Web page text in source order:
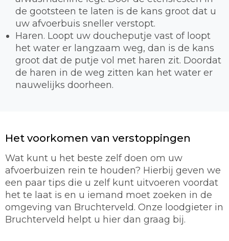
de gootsteen te laten is de kans groot dat u
uw afvoerbuis sneller verstopt.
Haren. Loopt uw doucheputje vast of loopt
het water er langzaam weg, dan is de kans
groot dat de putje vol met haren zit. Doordat
de haren in de weg zitten kan het water er
nauwelijks doorheen.
Het voorkomen van verstoppingen
Wat kunt u het beste zelf doen om uw
afvoerbuizen rein te houden? Hierbij geven we
een paar tips die u zelf kunt uitvoeren voordat
het te laat is en u iemand moet zoeken in de
omgeving van Bruchterveld. Onze loodgieter in
Bruchterveld helpt u hier dan graag bij.